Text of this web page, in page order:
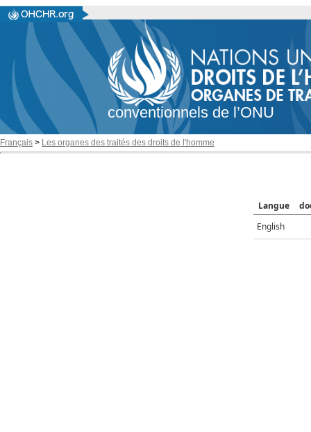
conventionnels de l’ONU
Français > Les organes des traités des droits de l'homme
Langue
English